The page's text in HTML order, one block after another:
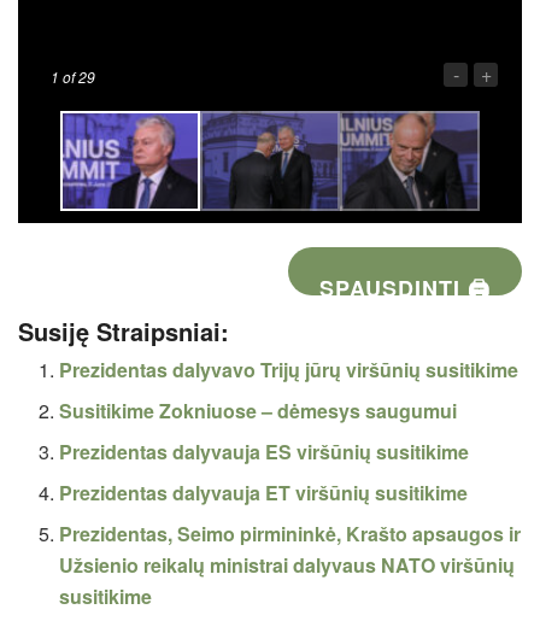
1 of 29 - +
SPAUSDINTI 🖨
Susiję Straipsniai:
Prezidentas dalyvavo Trijų jūrų viršūnių susitikime
Susitikime Zokniuose – dėmesys saugumui
Prezidentas dalyvauja ES viršūnių susitikime
Prezidentas dalyvauja ET viršūnių susitikime
Prezidentas, Seimo pirmininkė, Krašto apsaugos ir
Užsienio reikalų ministrai dalyvaus NATO viršūnių
susitikime